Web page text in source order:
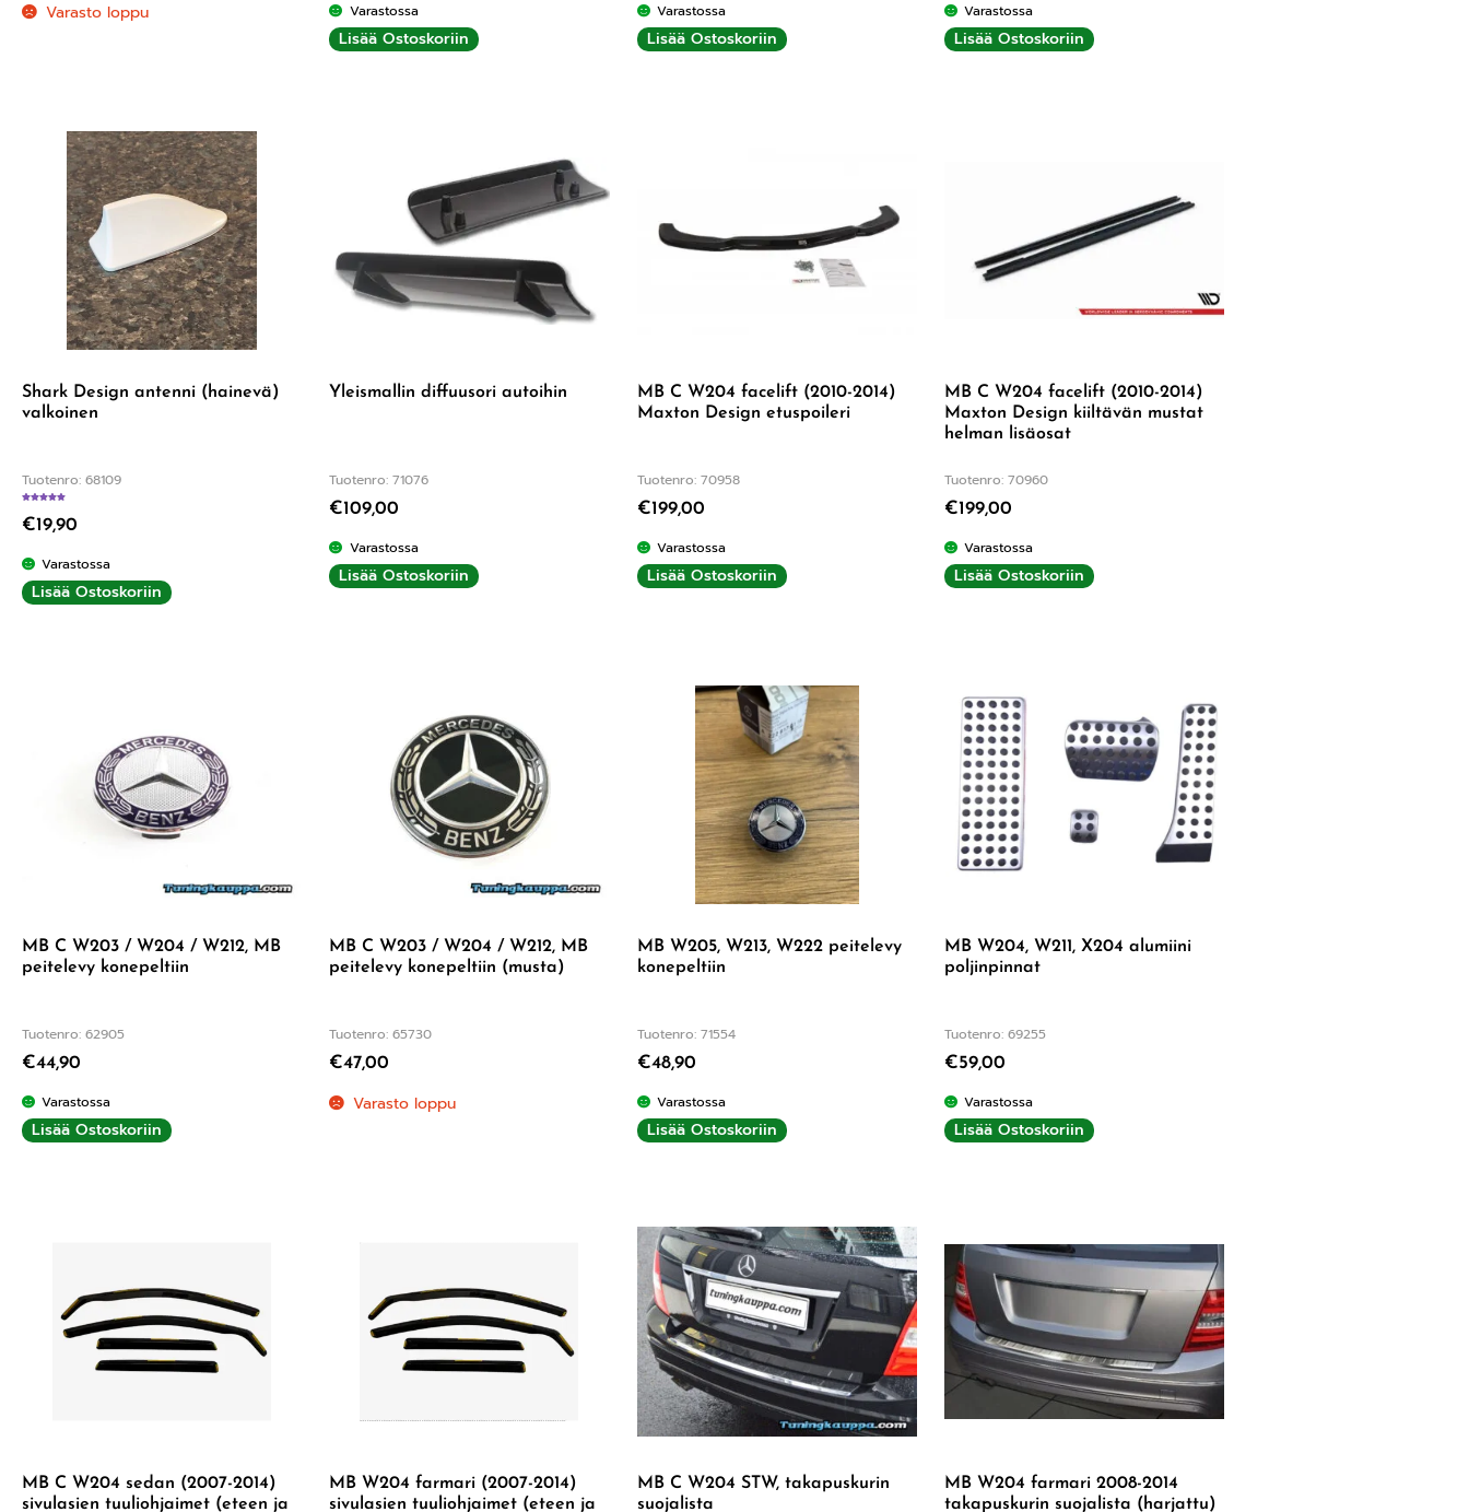
Varasto loppu Varastossa
Lisää Ostoskoriin
Varastossa
Lisää Ostoskoriin
Varastossa
Lisää Ostoskoriin
Shark Design antenni (hainevä)
valkoinen
Tuotenro: 68109
€19,90
Varastossa
Lisää Ostoskoriin
Yleismallin diffuusori autoihin
Tuotenro: 71076
€109,00
Varastossa
Lisää Ostoskoriin
MB C W204 facelift (2010-2014)
Maxton Design etuspoileri
Tuotenro: 70958
€199,00
Varastossa
Lisää Ostoskoriin
MB C W204 facelift (2010-2014)
Maxton Design kiiltävän mustat
helman lisäosat
Tuotenro: 70960
€199,00
Varastossa
Lisää Ostoskoriin
MB C W203 / W204 / W212, MB
peitelevy konepeltiin
Tuotenro: 62905
€44,90
Varastossa
Lisää Ostoskoriin
MB C W203 / W204 / W212, MB
peitelevy konepeltiin (musta)
Tuotenro: 65730
€47,00
Varasto loppu
MB W205, W213, W222 peitelevy
konepeltiin
Tuotenro: 71554
€48,90
Varastossa
Lisää Ostoskoriin
MB W204, W211, X204 alumiini
poljinpinnat
Tuotenro: 69255
€59,00
Varastossa
Lisää Ostoskoriin
MB C W204 sedan (2007-2014)
sivulasien tuuliohjaimet (eteen ja
MB W204 farmari (2007-2014)
sivulasien tuuliohjaimet (eteen ja
MB C W204 STW, takapuskurin
suojalista
MB W204 farmari 2008-2014
takapuskurin suojalista (harjattu)